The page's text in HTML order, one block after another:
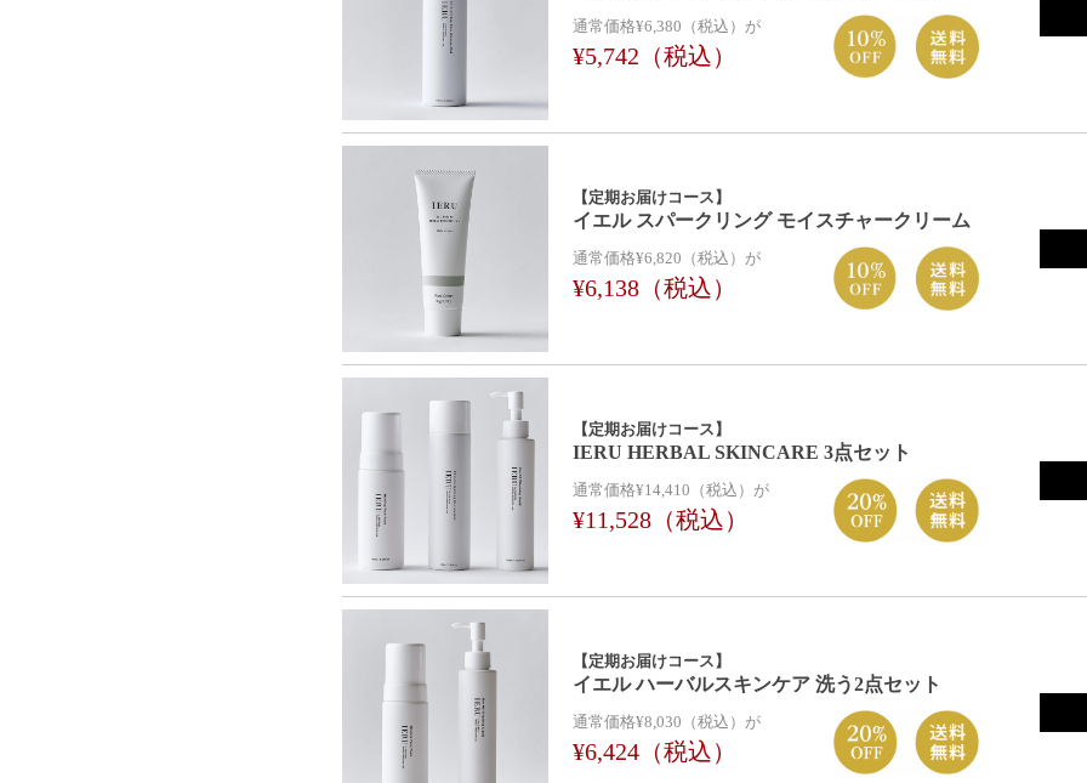
通常価格¥6,380（税込）が
¥5,742（税込）
【定期お届けコース】
イエル スパークリング モイスチャークリーム
通常価格¥6,820（税込）が
¥6,138（税込）
【定期お届けコース】
IERU HERBAL SKINCARE 3点セット
通常価格¥14,410（税込）が
¥11,528（税込）
【定期お届けコース】
イエル ハーバルスキンケア 洗う2点セット
通常価格¥8,030（税込）が
¥6,424（税込）